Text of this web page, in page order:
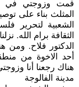
المثلث بناء على
الشعبية لتحرير
الثقافة برام الله.
الدكتور فلاح. ومن
أحد الاخوة من
هناك رجعنا أنا
مدينة الفالوجة